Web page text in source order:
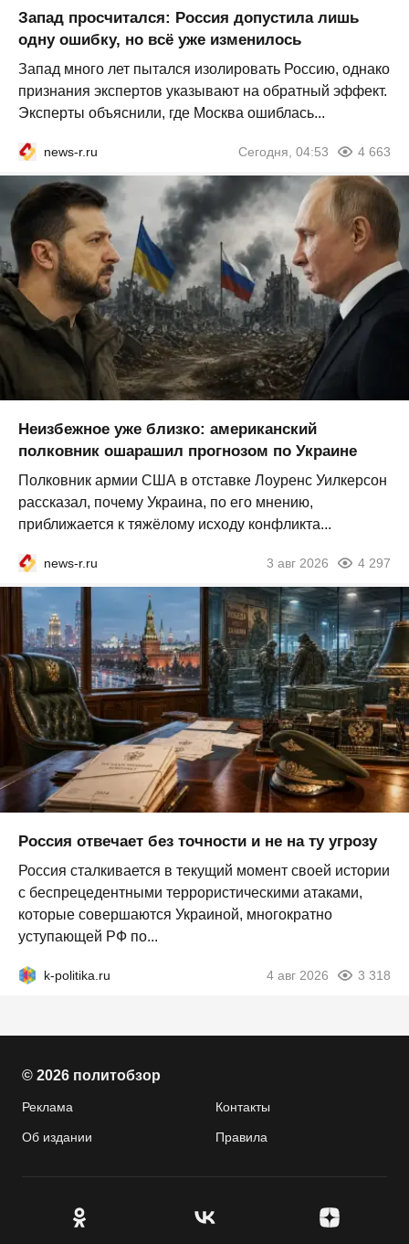
Запад просчитался: Россия допустила лишь
одну ошибку, но всё уже изменилось
Запад много лет пытался изолировать Россию, однако
признания экспертов указывают на обратный эффект.
Эксперты объяснили, где Москва ошиблась...
news-r.ru Сегодня, 04:53 4 663
Неизбежное уже близко: американский
полковник ошарашил прогнозом по Украине
Полковник армии США в отставке Лоуренс Уилкерсон
рассказал, почему Украина, по его мнению,
приближается к тяжёлому исходу конфликта...
news-r.ru 3 авг 2026 4 297
Россия отвечает без точности и не на ту угрозу
Россия сталкивается в текущий момент своей истории
с беспрецедентными террористическими атаками,
которые совершаются Украиной, многократно
уступающей РФ по...
k-politika.ru 4 авг 2026 3 318
© 2026 политобзор
Реклама Контакты
Об издании Правила